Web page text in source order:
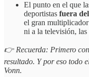
El punto en el que
deportistas fuera
el gran
ni a la televisión, las
👉 Recuerda: Primero
resultado. Y por eso todo
Vonn.